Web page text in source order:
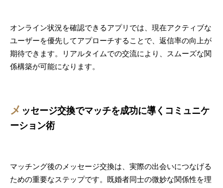
オンライン状況を確認できるアプリでは、現在アクティブな
ユーザーを優先してアプローチすることで、返信率の向上が
期待できます。リアルタイムでの交流により、スムーズな関
係構築が可能になります。
メ ッセージ交換でマッチを成功に導くコミュニケ
ーション術
マッチング後のメッセージ交換は、実際の出会いにつなげる
ための重要なステップです。既婚者同士の微妙な関係性を理